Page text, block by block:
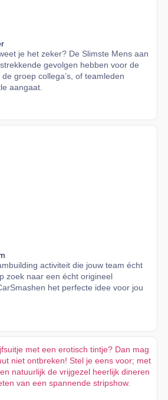
je het zeker? De Slimste Mens aan
gevolgen hebben voor de
groep collega’s, of teamleden
aangaat.
activiteit die jouw team écht
zoek naar een écht origineel
het perfecte idee voor jou